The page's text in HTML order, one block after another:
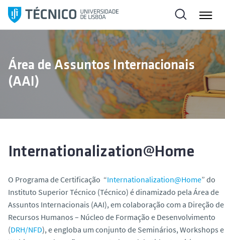
l
a
Área de Assuntos Internacionais
(AAI)
Internationalization@Home
O Programa de Certificação “Internationalization@Home” do
Instituto Superior Técnico (Técnico) é dinamizado pela Área de
Assuntos Internacionais (AAI), em colaboração com a Direção de
Recursos Humanos – Núcleo de Formação e Desenvolvimento
(DRH/NFD), e engloba um conjunto de Seminários, Workshops e